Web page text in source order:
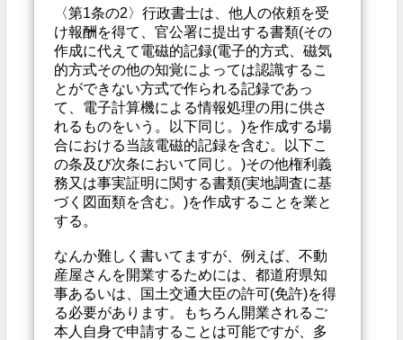
〈第1条の2〉行政書士は、他人の依頼を受
け報酬を得て、官公署に提出する書類(その
作成に代えて電磁的記録(電子的方式、磁気
的方式その他の知覚によっては認識するこ
とができない方式で作られる記録であっ
て、電子計算機による情報処理の用に供さ
れるものをいう。以下同じ。)を作成する場
合における当該電磁的記録を含む。以下こ
の条及び次条において同じ。)その他権利義
務又は事実証明に関する書類(実地調査に基
づく図面類を含む。)を作成することを業と
する。
なんか難しく書いてますが、例えば、不動
産屋さんを開業するためには、都道府県知
事あるいは、国土交通大臣の許可(免許)を得
る必要があります。もちろん開業されるご
本人自身で申請することは可能ですが、多